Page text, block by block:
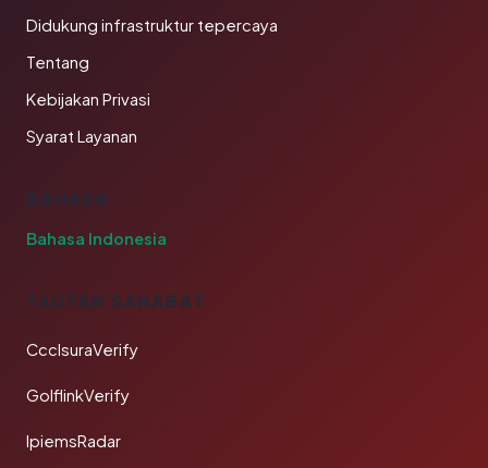
Didukung infrastruktur tepercaya
Tentang
Kebijakan Privasi
Syarat Layanan
BAHASA
Bahasa Indonesia
TAUTAN SAHABAT
CcclsuraVerify
GolflinkVerify
IpiemsRadar